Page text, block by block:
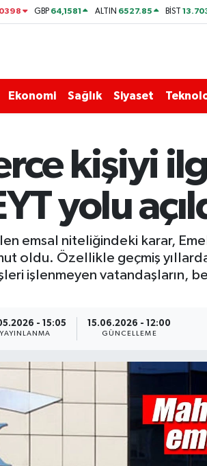
GBP 64,1581 ALTIN 6527.85 BİST
Ekonomi Sağlık Siyaset
kişiyi
yolu
emsal niteliğindeki karar,
oldu. Özellikle geçmiş yıllarda
işlenmeyen
- 15:05
YAYINLANMA
15.06.2026 - 12:00
GÜNCELLEME